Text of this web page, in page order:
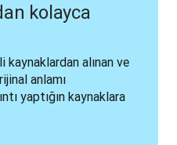
kolayca
kaynaklardan alınan ve
anlamı
yaptığın kaynaklara